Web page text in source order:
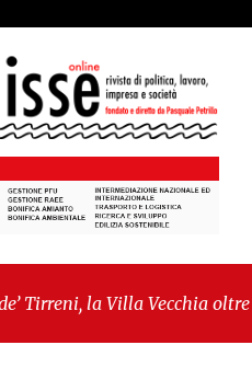
la Villa Vecchia oltre i